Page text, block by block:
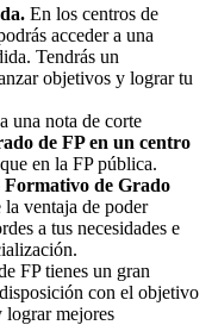
En los centros de
acceder a una
Tendrás un
objetivos y lograr tu
una nota de corte
de FP en un centro
en la FP pública.
Formativo de Grado
la ventaja de poder
a tus necesidades e
FP tienes un gran
con el objetivo
lograr mejores